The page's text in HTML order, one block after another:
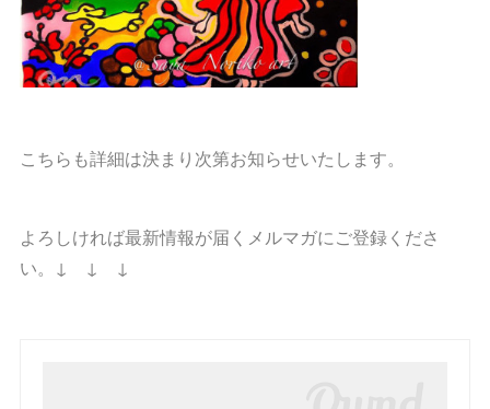
こちらも詳細は決まり次第お知らせいたします。
よろしければ最新情報が届くメルマガにご登録くださ
い。↓ ↓ ↓